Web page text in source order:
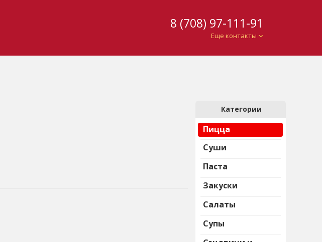
8 (708) 97-111-91
Еще контакты
Категории
Пицца
Суши
Паста
Закуски
Салаты
Супы